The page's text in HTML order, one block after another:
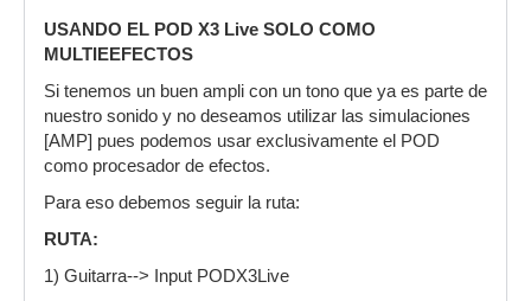
USANDO EL POD X3 Live SOLO COMO
MULTIEEFECTOS
Si tenemos un buen ampli con un tono que ya es parte de
nuestro sonido y no deseamos utilizar las simulaciones
[AMP] pues podemos usar exclusivamente el POD
como procesador de efectos.
Para eso debemos seguir la ruta:
RUTA:
1) Guitarra--> Input PODX3Live